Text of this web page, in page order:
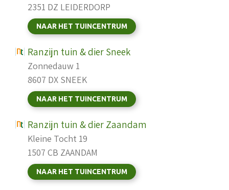
2351 DZ LEIDERDORP
NAAR HET TUINCENTRUM
Ranzijn tuin & dier Sneek
Zonnedauw 1
8607 DX SNEEK
NAAR HET TUINCENTRUM
Ranzijn tuin & dier Zaandam
Kleine Tocht 19
1507 CB ZAANDAM
NAAR HET TUINCENTRUM